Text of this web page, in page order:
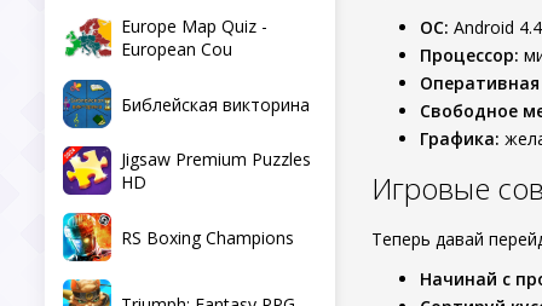
Europe Map Quiz -
European Cou
Библейская викторина
Jigsaw Premium Puzzles
HD
RS Boxing Champions
ОС: Android
Процессор:
Свободное
Графика:
Игровые
Теперь давай
Начинай с